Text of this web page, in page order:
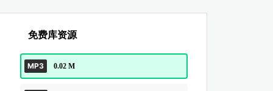
免费库资源
MP3 0.02 M